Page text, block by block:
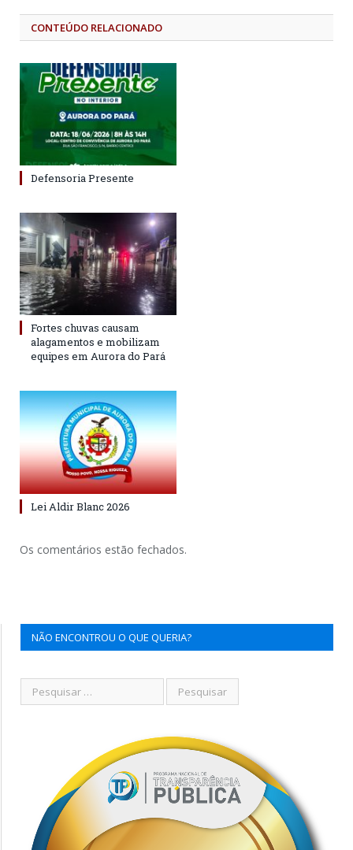
CONTEÚDO RELACIONADO
Defensoria Presente
Fortes chuvas causam
alagamentos e mobilizam
equipes em Aurora do Pará
Lei Aldir Blanc 2026
Os comentários estão fechados.
NÃO ENCONTROU O QUE QUERIA?